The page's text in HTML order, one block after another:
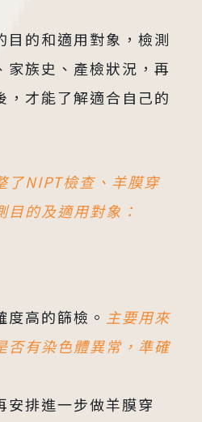
目的和適用對象，檢測
家族史、產檢狀況，再
，才能了解適合自己的
了NIPT檢查、羊膜穿
目的及適用對象：
高的篩檢。 主要用來
否有染色體異常，準確
安排進一步做羊膜穿